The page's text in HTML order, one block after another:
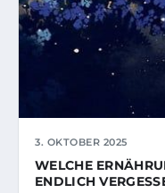
3. OKTOBER 2025
WELCHE
ENDLICH